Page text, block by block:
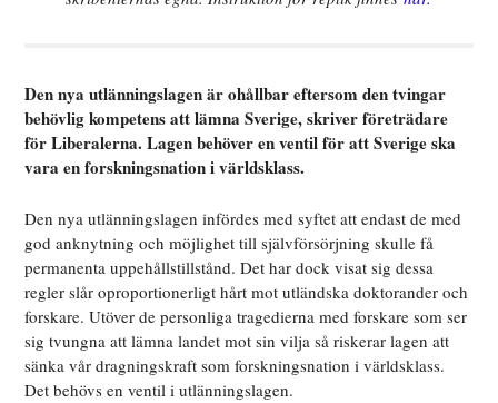
Den nya utlänningslagen är ohållbar eftersom den tvingar
behövlig kompetens att lämna Sverige, skriver företrädare
för Liberalerna. Lagen behöver en ventil för att Sverige ska
vara en forskningsnation i världsklass.
Den nya utlänningslagen infördes med syftet att endast de med
god anknytning och möjlighet till självförsörjning skulle få
permanenta uppehållstillstånd. Det har dock visat sig dessa
regler slår oproportionerligt hårt mot utländska doktorander och
forskare. Utöver de personliga tragedierna med forskare som ser
sig tvungna att lämna landet mot sin vilja så riskerar lagen att
sänka vår dragningskraft som forskningsnation i världsklass.
Det behövs en ventil i utlänningslagen.